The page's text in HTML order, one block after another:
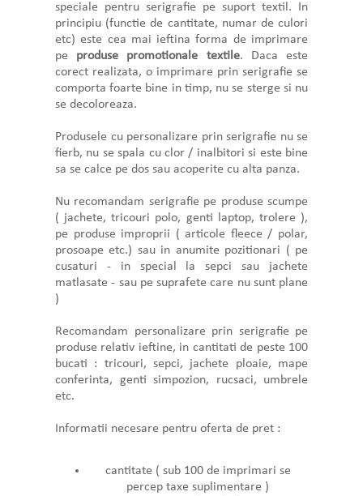
speciale pentru serigrafie pe suport textil. In
principiu (functie de cantitate, numar de culori
etc) este cea mai ieftina forma de imprimare
pe produse promotionale textile. Daca este
corect realizata, o imprimare prin serigrafie se
comporta foarte bine in timp, nu se sterge si nu
se decoloreaza.
Produsele cu personalizare prin serigrafie nu se
fierb, nu se spala cu clor / inalbitori si este bine
sa se calce pe dos sau acoperite cu alta panza.
Nu recomandam serigrafie pe produse scumpe
( jachete, tricouri polo, genti laptop, trolere ),
pe produse improprii ( articole fleece / polar,
prosoape etc.) sau in anumite pozitionari ( pe
cusaturi - in special la sepci sau jachete
matlasate - sau pe suprafete care nu sunt plane
)
Recomandam personalizare prin serigrafie pe
produse relativ ieftine, in cantitati de peste 100
bucati : tricouri, sepci, jachete ploaie, mape
conferinta, genti simpozion, rucsaci, umbrele
etc.
Informatii necesare pentru oferta de pret :
cantitate ( sub 100 de imprimari se
percep taxe suplimentare )